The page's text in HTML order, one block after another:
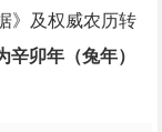
》及权威农历转
卯年（兔年）